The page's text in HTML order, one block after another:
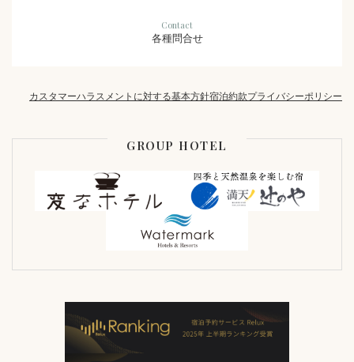
Contact
各種問合せ
カスタマーハラスメントに対する基本方針宿泊約款プライバシーポリシー
GROUP HOTEL